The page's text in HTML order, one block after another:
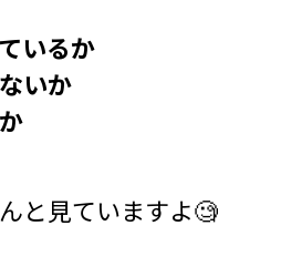
いるか
いか
と見ていますよ🧐